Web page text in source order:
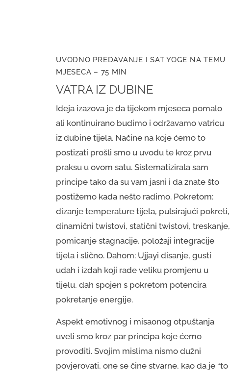
UVODNO PREDAVANJE I SAT YOGE NA TEMU
MJESECA – 75 MIN
VATRA IZ DUBINE
Ideja izazova je da tijekom mjeseca pomalo
ali kontinuirano budimo i održavamo vatricu
iz dubine tijela. Načine na koje ćemo to
postizati prošli smo u uvodu te kroz prvu
praksu u ovom satu. Sistematizirala sam
principe tako da su vam jasni i da znate što
postižemo kada nešto radimo. Pokretom:
dizanje temperature tijela, pulsirajući pokreti,
dinamični twistovi, statični twistovi, treskanje,
pomicanje stagnacije, položaji integracije
tijela i slično. Dahom: Ujjayi disanje, gusti
udah i izdah koji rade veliku promjenu u
tijelu, dah spojen s pokretom potencira
pokretanje energije.
Aspekt emotivnog i misaonog otpuštanja
uveli smo kroz par principa koje ćemo
provoditi. Svojim mislima nismo dužni
povjerovati, one se čine stvarne, kao da je “to